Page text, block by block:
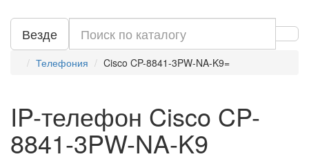
Везде
Телефония Cisco CP-8841-3PW-NA-K9=
IP-телефон Cisco CP-
8841-3PW-NA-K9